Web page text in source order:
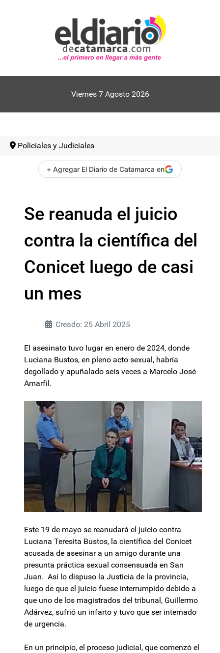
Viernes 7 Agosto 2026
Policiales y Judiciales
+ Agregar El Diario de Catamarca en
Se reanuda el juicio
contra la científica del
Conicet luego de casi
un mes
Creado: 25 Abril 2025
El asesinato tuvo lugar en enero de 2024, donde
Luciana Bustos, en pleno acto sexual, habría
degollado y apuñalado seis veces a Marcelo José
Amarfil.
Este 19 de mayo se reanudará el juicio contra
Luciana Teresita Bustos, la científica del Conicet
acusada de asesinar a un amigo durante una
presunta práctica sexual consensuada en San
Juan. Así lo dispuso la Justicia de la provincia,
luego de que el juicio fuese interrumpido debido a
que uno de los magistrados del tribunal, Guillermo
Adárvez, sufrió un infarto y tuvo que ser internado
de urgencia.
En un principio, el proceso judicial, que comenzó el